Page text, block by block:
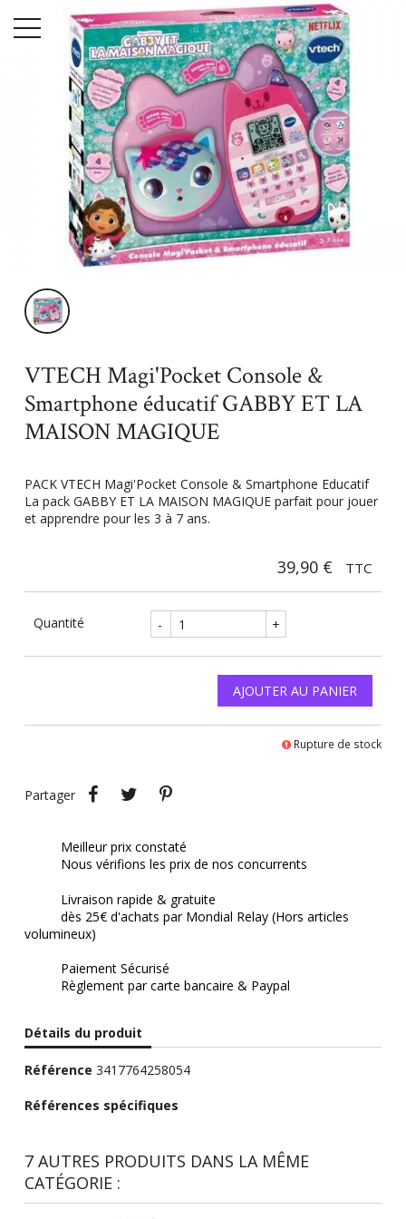
Menu
Accueil
Smartphone éducatif GABBY ET LA MAISON MAGIQUE
VTECH Magi'Pocket Console &
Smartphone éducatif GABBY ET LA
MAISON MAGIQUE
PACK VTECH Magi'Pocket Console & Smartphone Educatif
La pack GABBY ET LA MAISON MAGIQUE parfait pour jouer
et apprendre pour les 3 à 7 ans.
39,90 € TTC
Quantité - +
AJOUTER AU PANIER
Rupture de stock
Partager
PartagerTweet
Meilleur prix constaté
Nous vérifions les prix de nos concurrents
Livraison rapide & gratuite
dès 25€ d'achats par Mondial Relay (Hors articles
volumineux)
Paiement Sécurisé
Règlement par carte bancaire & Paypal
Détails du produit
Référence 3417764258054
Références spécifiques
7 AUTRES PRODUITS DANS LA MÊME
CATÉGORIE :